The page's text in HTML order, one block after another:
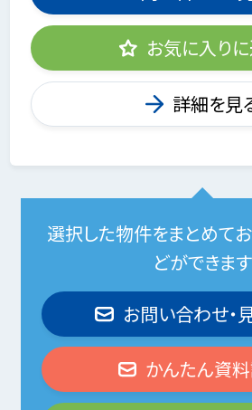
お気に入り
詳細を見
選択した物件をまとめて
どができます
お問い合わせ・
かんたん資